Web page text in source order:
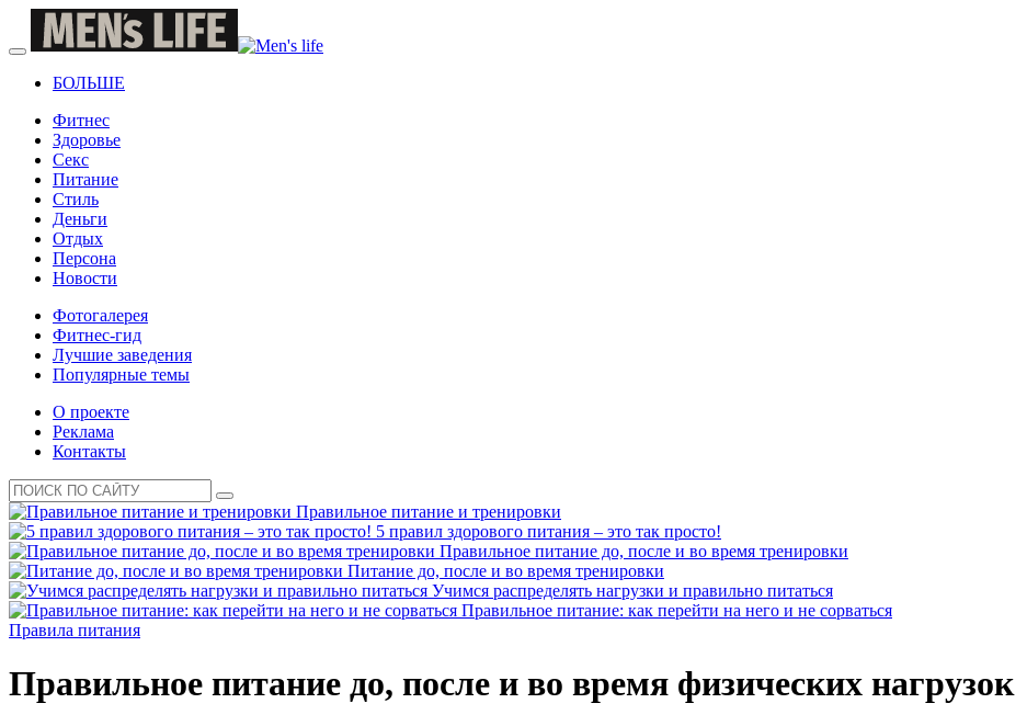
БОЛЬШЕ
Фитнес
Здоровье
Секс
Питание
Стиль
Деньги
Отдых
Персона
Новости
Фотогалерея
Фитнес-гид
Лучшие заведения
Популярные темы
О проекте
Реклама
Контакты
Правильное питание и тренировки
5 правил здорового питания – это так просто!
Правильное питание до, после и во время тренировки
Питание до, после и во время тренировки
Учимся распределять нагрузки и правильно питаться
Правильное питание: как перейти на него и не сорваться
Правила питания
Правильное питание до, после и во время физических нагрузок